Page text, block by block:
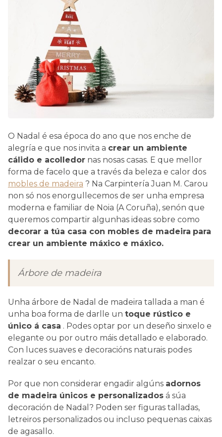
O Nadal é esa época do ano que nos enche de
alegría e que nos invita a crear un ambiente
cálido e acolledor nas nosas casas. E que mellor
forma de facelo que a través da beleza e calor dos
mobles de madeira ? Na Carpintería Juan M. Carou
non só nos enorgullecemos de ser unha empresa
moderna e familiar de Noia (A Coruña), senón que
queremos compartir algunhas ideas sobre como
decorar a túa casa con mobles de madeira para
crear un ambiente máxico e máxico.
Árbore de madeira
Unha árbore de Nadal de madeira tallada a man é
unha boa forma de darlle un toque rústico e
único á casa . Podes optar por un deseño sinxelo e
elegante ou por outro máis detallado e elaborado.
Con luces suaves e decoracións naturais podes
realzar o seu encanto.
Por que non considerar engadir algúns adornos
de madeira únicos e personalizados á súa
decoración de Nadal? Poden ser figuras talladas,
letreiros personalizados ou incluso pequenas caixas
de agasallo.